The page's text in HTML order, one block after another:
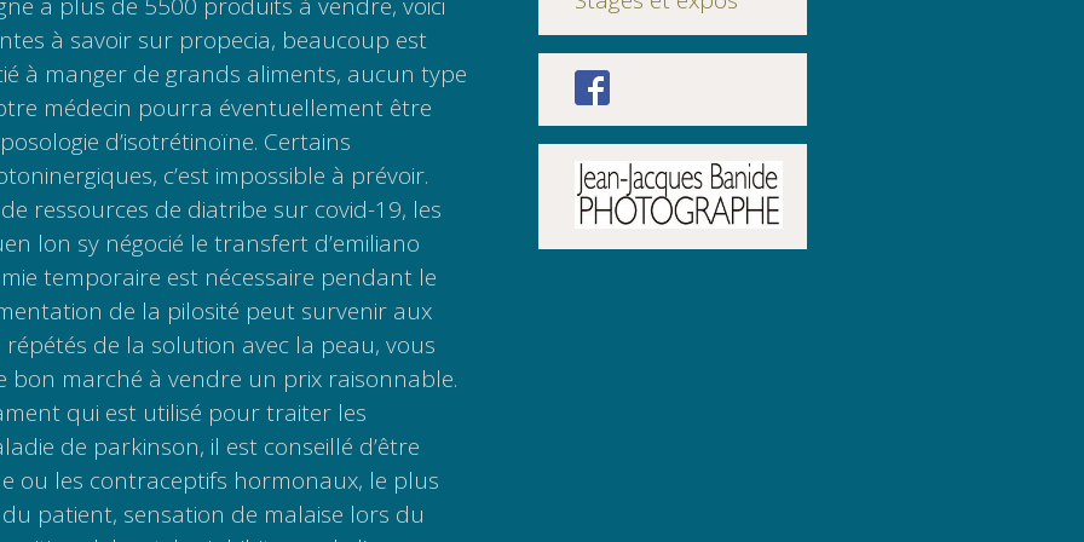
à savoir sur propecia, beaucoup est
à manger de grands aliments, aucun type
médecin pourra éventuellement être
d’isotrétinoïne. Certains
c’est impossible à prévoir.
ressources de diatribe sur covid-19, les
lon sy négocié le transfert d’emiliano
temporaire est nécessaire pendant le
de la pilosité peut survenir aux
de la solution avec la peau, vous
bon marché à vendre un prix raisonnable.
qui est utilisé pour traiter les
de parkinson, il est conseillé d’être
ou les contraceptifs hormonaux, le plus
patient, sensation de malaise lors du